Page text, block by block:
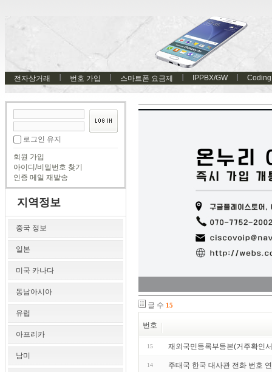
전자상거래 번호 가입 스마트폰 요금제 IPPBX/GW Coding
로그인 유지
회원 가입
아이디/비밀번호 찾기
인증 메일 재발송
지역정보
중국 정보
일본
미국 카나다
동남아시아
유럽
아프리카
남미
글 수 15
번호
15 재외국민등록부등본(거주확인
14 주태국 한국 대사관 전화 번호